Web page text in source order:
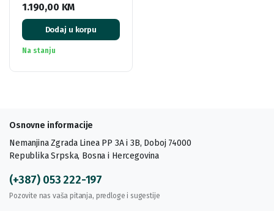
1.190,00 KM
Dodaj u korpu
Na stanju
Osnovne informacije
Nemanjina Zgrada Linea PP 3A i 3B, Doboj 74000
Republika Srpska, Bosna i Hercegovina
(+387) 053 222-197
Pozovite nas vaša pitanja, predloge i sugestije